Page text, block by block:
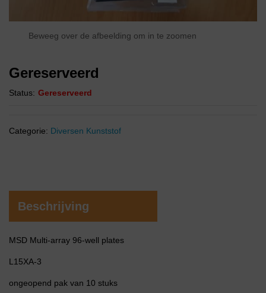
Beweeg over de afbeelding om in te zoomen
Gereserveerd
Status: Gereserveerd
Categorie: Diversen Kunststof
Beschrijving
MSD Multi-array 96-well plates
L15XA-3
ongeopend pak van 10 stuks